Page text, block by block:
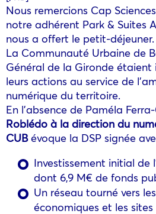
Nous remercions Cap
notre adhérent Park & Suites
nous a offert le petit-déjeuner.
La Communauté Urbaine de
Général de la Gironde étaient
leurs actions au service de
numérique du territoire.
En l’absence de Paméla
Roblédo à la direction du
CUBévoque la DSP signée
Investissement initial de
dont 6,9 M€ de fonds
Un réseau tourné vers
économiques et les